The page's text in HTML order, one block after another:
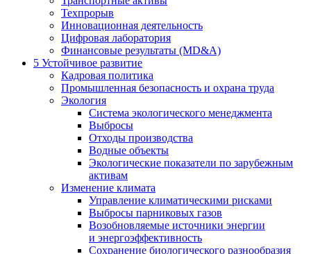
Техпрорыв
Инновационная деятельность
Цифровая лаборатория
Финансовые результаты (MD&A)
5 Устойчивое развитие
Кадровая политика
Промышленная безопасность и охрана труда
Экология
Система экологического менеджмента
Выбросы
Отходы производства
Водные объекты
Экологические показатели по зарубежным
активам
Изменение климата
Управление климатическими рисками
Выбросы парниковых газов
Возобновляемые источники энергии
и энергоэффективность
Сохранение биологического разнообразия